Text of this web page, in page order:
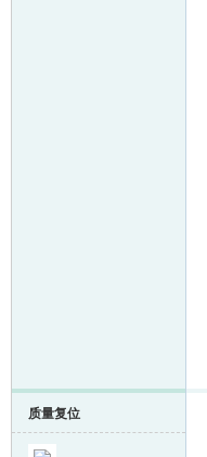
质量复位